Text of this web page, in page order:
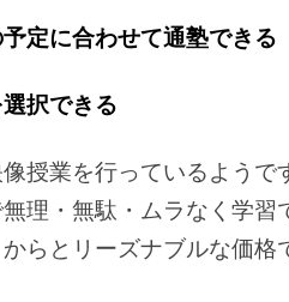
定に合わせて通塾できる
択できる
授業を行っているよう
理・無駄・ムラなく学
らとリーズナブルな価格